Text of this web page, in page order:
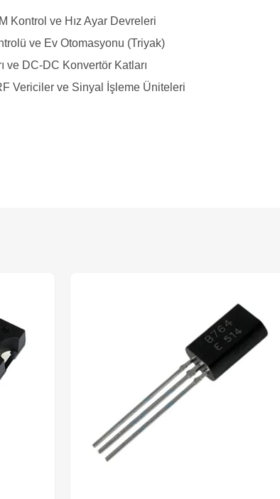
Kontrol ve Hız Ayar Devreleri
ve Ev Otomasyonu (Triyak)
ve DC-DC Konvertör Katları
Vericiler ve Sinyal İşleme Üniteleri